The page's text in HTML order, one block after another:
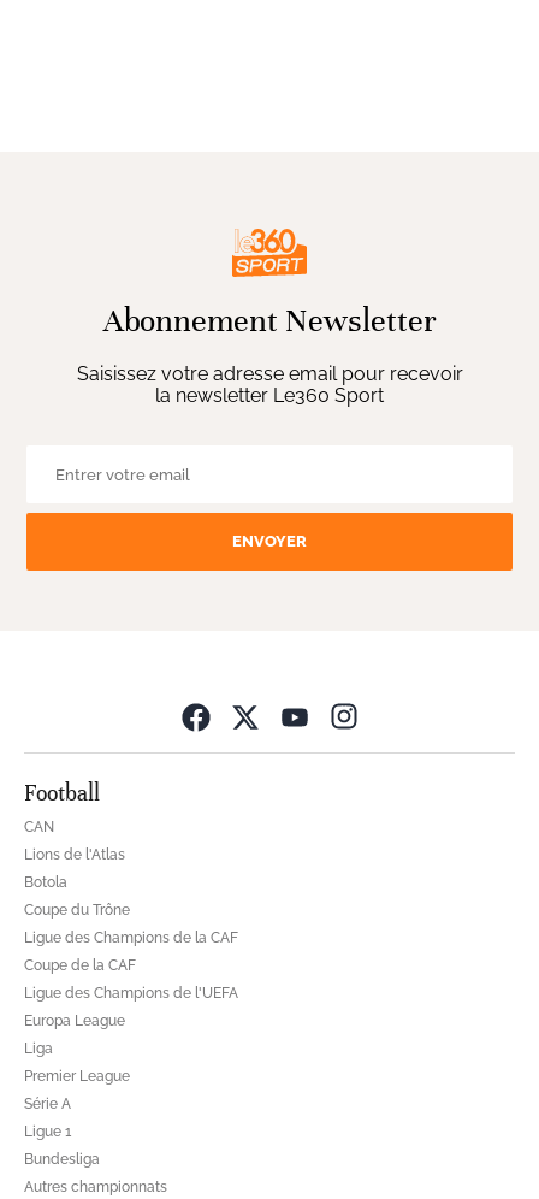
Abonnement Newsletter
Saisissez votre adresse email pour recevoir
la newsletter Le360 Sport
ENVOYER
Football
CAN
Lions de l'Atlas
Botola
Coupe du Trône
Ligue des Champions de la CAF
Coupe de la CAF
Ligue des Champions de l'UEFA
Europa League
Liga
Premier League
Série A
Ligue 1
Bundesliga
Autres championnats